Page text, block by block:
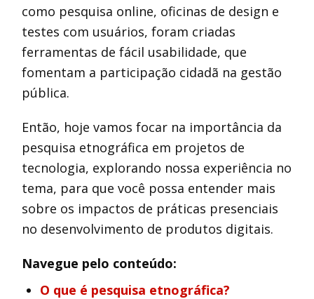
como pesquisa online, oficinas de design e
testes com usuários, foram criadas
ferramentas de fácil usabilidade, que
fomentam a participação cidadã na gestão
pública.
Então, hoje vamos focar na importância da
pesquisa etnográfica em projetos de
tecnologia, explorando nossa experiência no
tema, para que você possa entender mais
sobre os impactos de práticas presenciais
no desenvolvimento de produtos digitais.
Navegue pelo conteúdo:
O que é pesquisa etnográfica?